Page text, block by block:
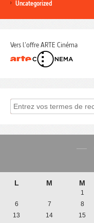
Uncategorized
Vers l'offre ARTE Cinéma
L M M
1
6
7 8
13
14 15